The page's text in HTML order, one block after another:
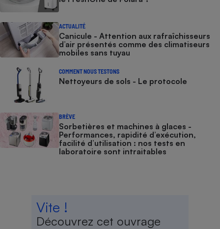
ACTUALITÉ
Canicule - Attention aux rafraîchisseurs
d’air présentés comme des climatiseurs
mobiles sans tuyau
COMMENT NOUS TESTONS
Nettoyeurs de sols - Le protocole
BRÈVE
Sorbetières et machines à glaces​​​​​​ -
Performances, rapidité d’exécution,
facilité d’utilisation : nos tests en
laboratoire sont intraitables
Vite !
Découvrez cet ouvrage